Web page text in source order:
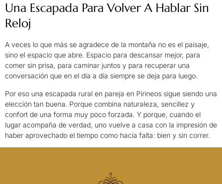
Una Escapada Para Volver A Hablar Sin
Reloj
A veces lo que más se agradece de la montaña no es el paisaje,
sino el espacio que abre. Espacio para descansar mejor, para
comer sin prisa, para caminar juntos y para recuperar una
conversación que en el día a día siempre se deja para luego.
Por eso una escapada rural en pareja en Pirineos sigue siendo una
elección tan buena. Porque combina naturaleza, sencillez y
confort de una forma muy poco forzada. Y porque, cuando el
lugar acompaña de verdad, uno vuelve a casa con la impresión de
haber aprovechado el tiempo como hacía falta: bien y sin correr.